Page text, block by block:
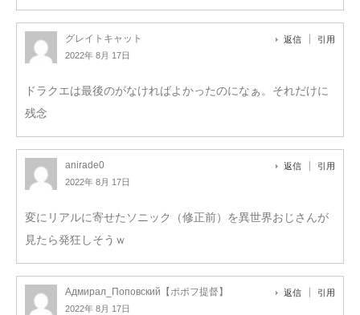
グレイトキャット
2022年 8月 17日
返信 引用
ドラクエは最後のがなければよかったのになぁ。それだけに
残念
anirade0
2022年 8月 17日
返信 引用
変にリアルに寄せたソニック（修正前）を異世界おじさんが
見たら発狂しそうｗ
Адмирал_Поповский【ポポフ提督】
2022年 8月 17日
返信 引用